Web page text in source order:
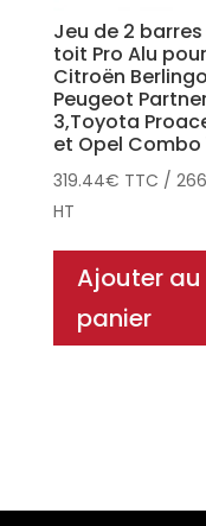
Jeu de 2
toit Pro Alu pour
Citroën
Peugeot
3,Toyota
et Opel Combo
319.44€ TTC /
HT
Ajouter au
panier